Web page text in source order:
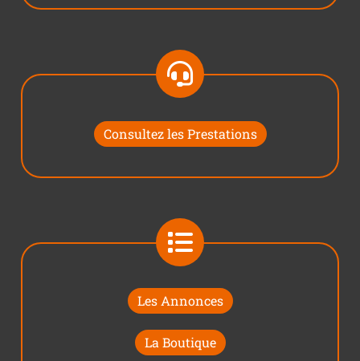
Consultez les Prestations
Les Annonces
La Boutique